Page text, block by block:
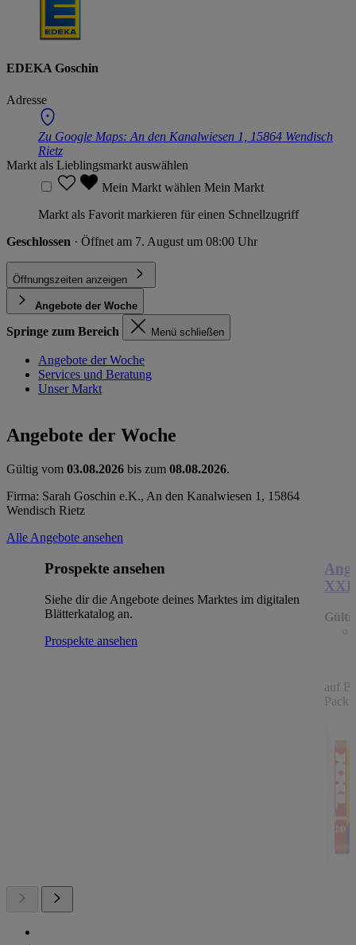
EDEKA Goschin
Adresse
Zu Google Maps: An den Kanalwiesen 1, 15864 Wendisch
Rietz
Markt als Lieblingsmarkt auswählen
Mein Markt wählen Mein Markt
Markt als Favorit markieren für einen Schnellzugriff
Geschlossen · Öffnet am 7. August um 08:00 Uhr
Öffnungszeiten anzeigen
Angebote der Woche
Springe zum Bereich Menü schließen
Angebote der Woche
Services und Beratung
Unser Markt
Angebote der Woche
Gültig vom 03.08.2026 bis zum 08.08.2026.
Firma: Sarah Goschin e.K., An den Kanalwiesen 1, 15864
Wendisch Rietz
Alle Angebote ansehen
Prospekte ansehen
Siehe dir die Angebote deines Marktes im digitalen
Blätterkatalog an.
Prospekte ansehen
XXL
auf